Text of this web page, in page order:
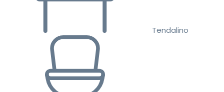
Tendalino